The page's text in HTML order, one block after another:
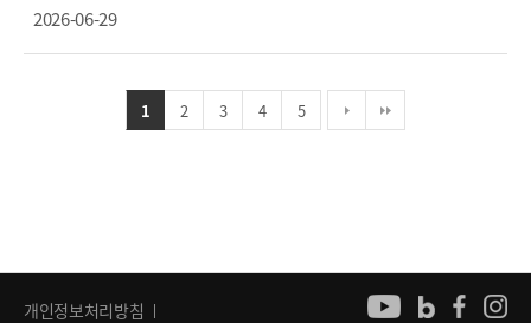
2026-06-29
1 2 3 4 5
개인정보처리방침